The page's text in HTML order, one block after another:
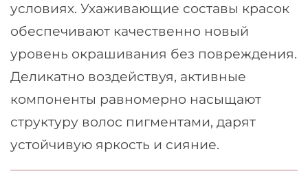
условиях. Ухаживающие составы красок
обеспечивают качественно новый
уровень окрашивания без повреждения.
Деликатно воздействуя, активные
компоненты равномерно насыщают
структуру волос пигментами, дарят
устойчивую яркость и сияние.